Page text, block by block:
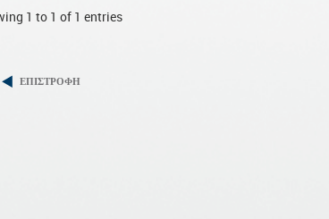
1 to 1 of 1 entries
ΕΠΙΣΤΡΟΦΗ